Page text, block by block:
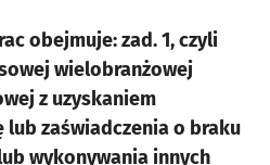
obejmuje: zad. 1, czyli
wielobranżowej
z uzyskaniem
zaświadczenia o braku
wykonywania innych